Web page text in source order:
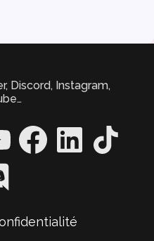
Discord, Instagram,
FacebookLinkedIn TikTok